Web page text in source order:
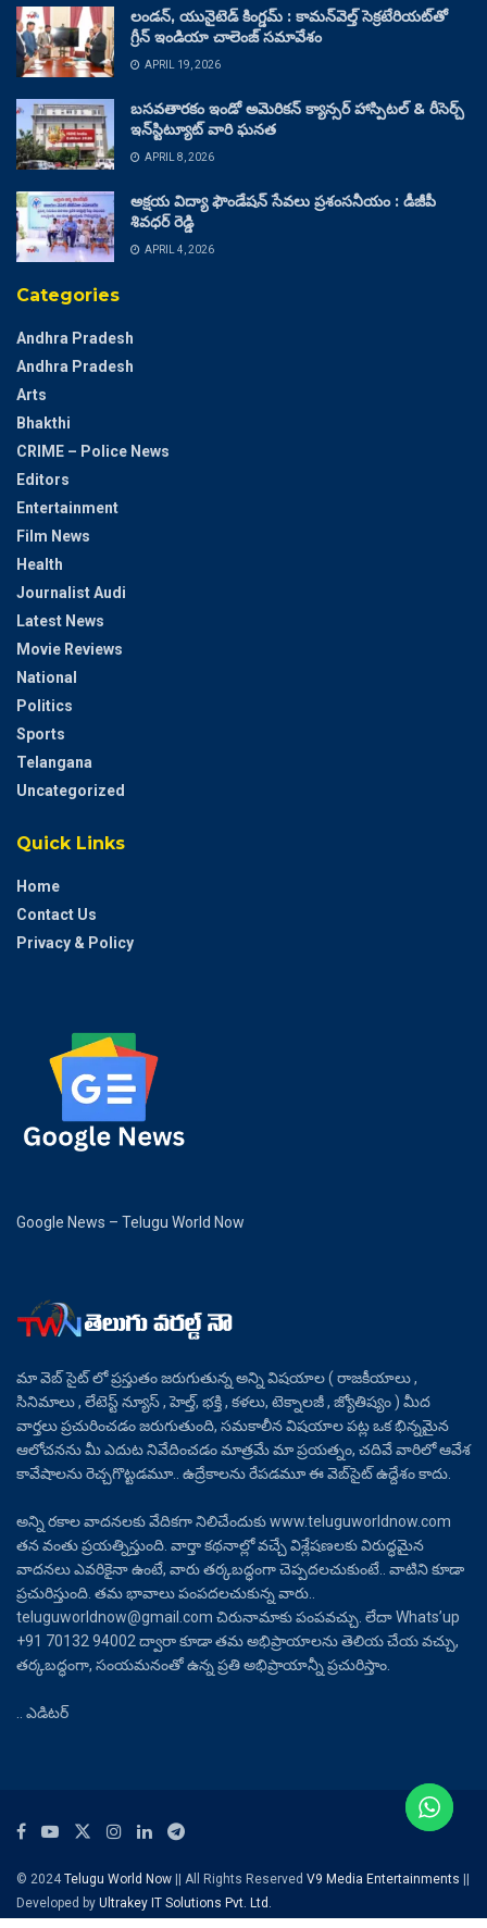
లండన్, యునైటెడ్ కింగ్డమ్ : కామన్‌వెల్త్ సెక్రటేరియట్‌తో
గ్రీన్ ఇండియా చాలెంజ్ సమావేశం
APRIL 19, 2026
బసవతారకం ఇండో అమెరికన్ క్యాన్సర్ హాస్పిటల్ & రీసెర్చ్
ఇన్‌స్టిట్యూట్ వారి ఘనత
APRIL 8, 2026
అక్షయ విద్యా ఫౌండేషన్ సేవలు ప్రశంసనీయం : డీజీపీ
శివధర్ రెడ్డి
APRIL 4, 2026
Categories
Andhra Pradesh
Andhra Pradesh
Arts
Bhakthi
CRIME – Police News
Editors
Entertainment
Film News
Health
Journalist Audi
Latest News
Movie Reviews
National
Politics
Sports
Telangana
Uncategorized
Quick Links
Home
Contact Us
Privacy & Policy
Google News – Telugu World Now
మా వెబ్ సైట్ లో ప్రస్తుతం జరుగుతున్న అన్ని విషయాల ( రాజకీయాలు ,
సినిమాలు , లేటెస్ట్ న్యూస్ , హెల్త్, భక్తి , కళలు, టెక్నాలజీ , జ్యోతిష్యం ) మీద
వార్తలు ప్రచురించడం జరుగుతుంది, సమకాలీన విషయాల పట్ల ఒక భిన్నమైన
ఆలోచనను మీ ఎదుట నివేదించడం మాత్రమే మా ప్రయత్నం, చదివే వారిలో ఆవేశ
కావేషాలను రెచ్చగొట్టడమూ.. ఉద్రేకాలను రేపడమూ ఈ వెబ్‌సైట్ ఉద్దేశం కాదు.
అన్ని రకాల వాదనలకు వేదికగా నిలిచేందుకు www.teluguworldnow.com
తన వంతు ప్రయత్నిస్తుంది. వార్తా కథనాల్లో వచ్చే విశ్లేషణలకు విరుద్ధమైన
వాదనలు ఎవరికైనా ఉంటే, వారు తర్కబద్ధంగా చెప్పదలచుకుంటే.. వాటిని కూడా
ప్రచురిస్తుంది. తమ భావాలు పంపదలచుకున్న వారు..
teluguworldnow@gmail.com చిరునామాకు పంపవచ్చు. లేదా Whats’up
+91 70132 94002 ద్వారా కూడా తమ అభిప్రాయాలను తెలియ చేయ వచ్చు,
తర్కబద్ధంగా, సంయమనంతో ఉన్న ప్రతి అభిప్రాయాన్నీ ప్రచురిస్తాం.
.. ఎడిటర్
© 2024Telugu World Now || All Rights Reserved V9 Media Entertainments ||
Developed by Ultrakey IT Solutions Pvt. Ltd.